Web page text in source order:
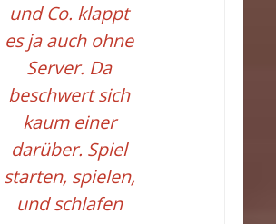
und Co. klappt
es ja auch ohne
Server. Da
beschwert sich
kaum einer
darüber. Spiel
starten, spielen,
und schlafen